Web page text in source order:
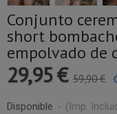
Conjunto
short
empolvado de
29,95 € 59,90 €
Disponible - (Imp.